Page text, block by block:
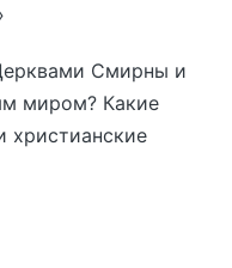
Смирны и
миром? Какие
христианские